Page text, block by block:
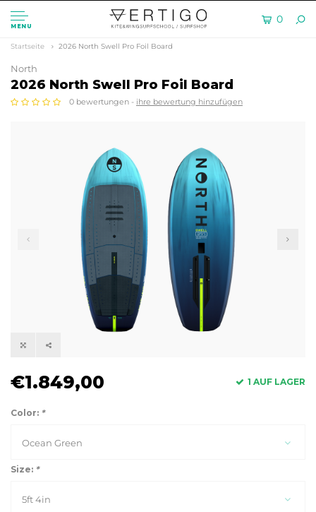
MENU
0
Startseite 2026 North Swell Pro Foil Board
North
2026 North Swell Pro Foil Board
0 bewertungen - ihre bewertung hinzufügen
€1.849,00 1 AUF LAGER
Color: *
Ocean Green
Size: *
5ft 4in